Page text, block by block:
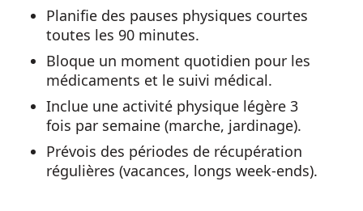
Planifie des pauses physiques courtes
toutes les 90 minutes.
Bloque un moment quotidien pour les
médicaments et le suivi médical.
Inclue une activité physique légère 3
fois par semaine (marche, jardinage).
Prévois des périodes de récupération
régulières (vacances, longs week-ends).